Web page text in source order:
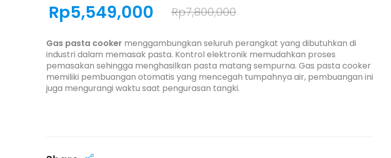
Rp5,549,000 Rp7,800,000
Gas pasta cooker menggambungkan seluruh perangkat yang dibutuhkan di
industri dalam memasak pasta. Kontrol elektronik memudahkan proses
pemasakan sehingga menghasilkan pasta matang sempurna. Gas pasta cooker
memiliki pembuangan otomatis yang mencegah tumpahnya air, pembuangan ini
juga mengurangi waktu saat pengurasan tangki.